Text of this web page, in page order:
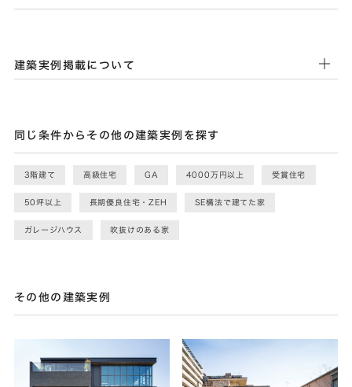
建築実例掲載について
同じ条件からその他の建築実例を探す
3階建て 高級住宅 GA 4000万円以上 受賞住宅
50坪以上 長期優良住宅・ZEH SE構法で建てた家
ガレージハウス 吹抜けのある家
その他の建築実例